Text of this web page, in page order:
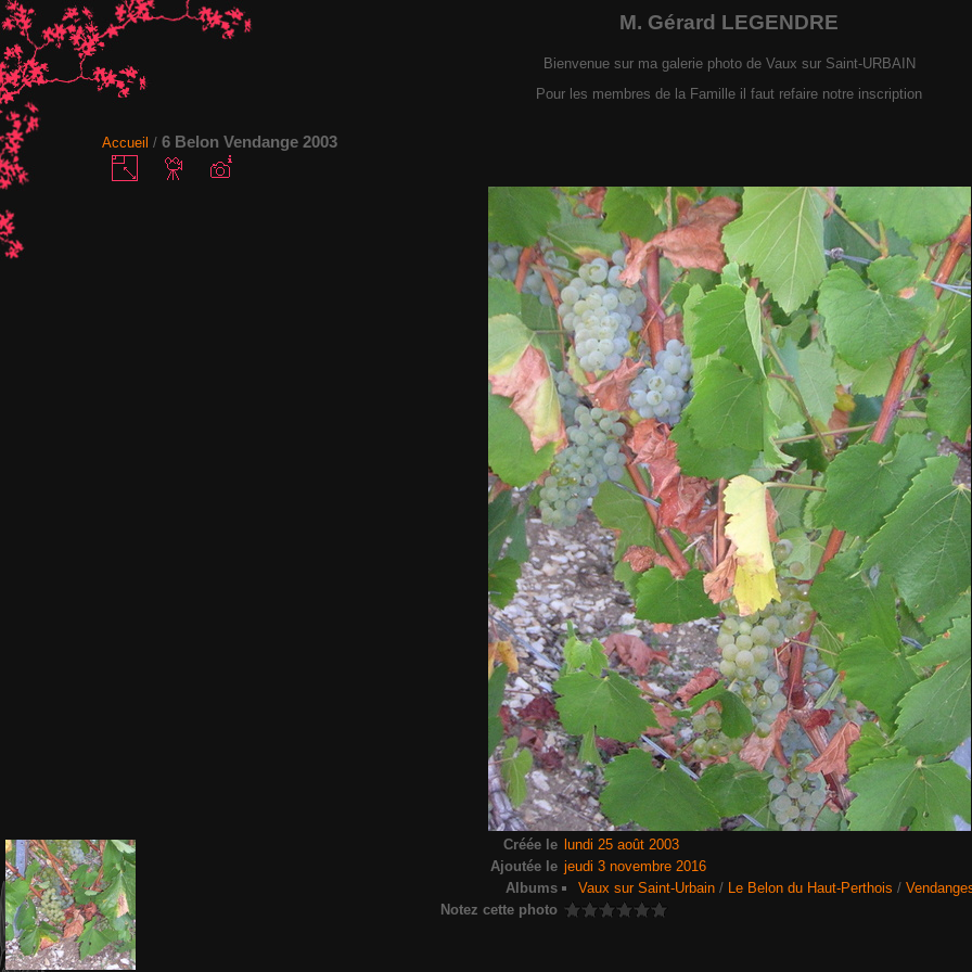
M. Gérard LEGENDRE
Bienvenue sur ma galerie photo de Vaux sur Saint-URBAIN
Pour les membres de la Famille il faut refaire notre inscription
Accueil /6 Belon Vendange 2003
Créée le lundi 25 août 2003
Ajoutée le jeudi 3 novembre 2016
Albums
Vaux sur Saint-Urbain/ Le Belon du Haut-Perthois /
Notez cette photo